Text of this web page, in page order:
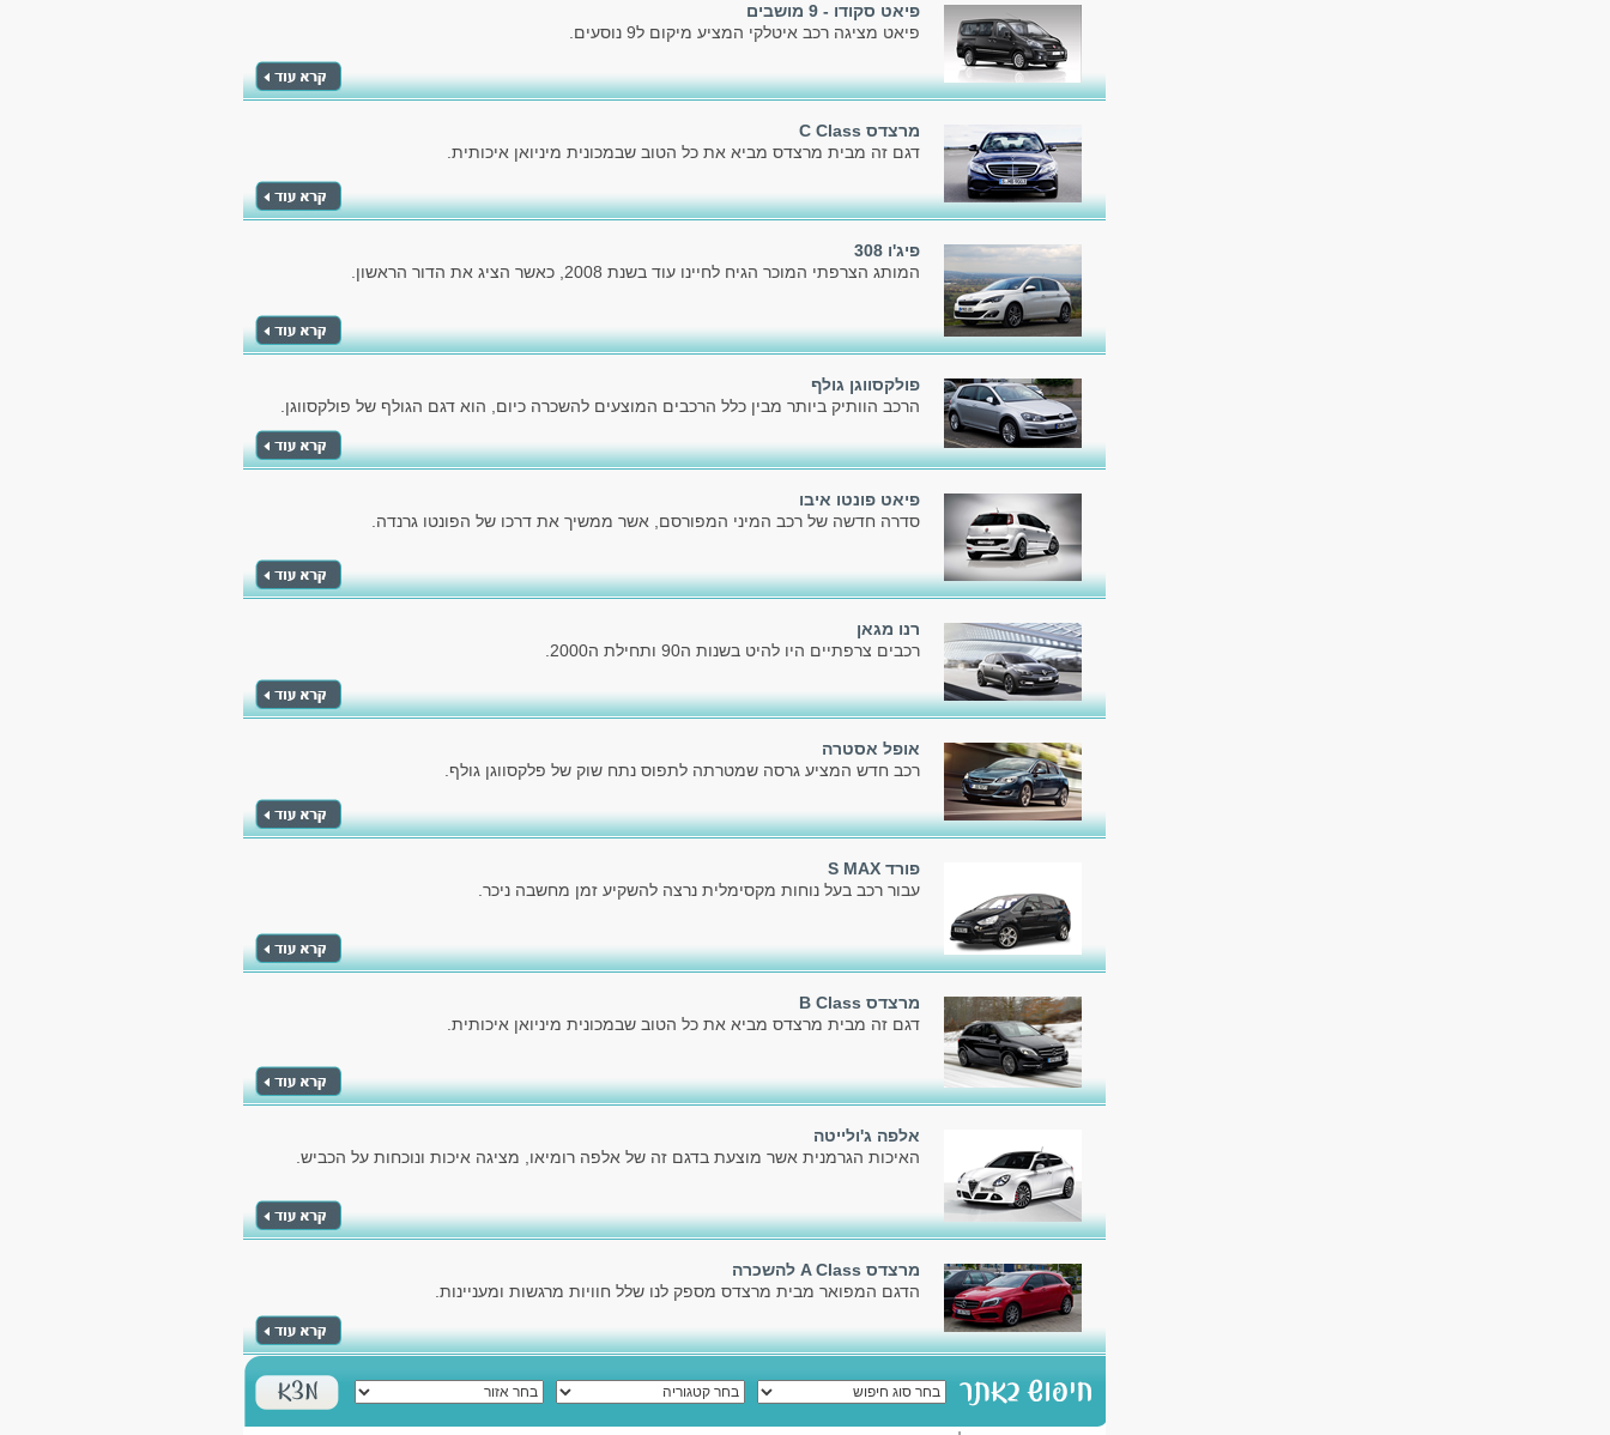
פיאט סקודו - 9 מושבים
פיאט מציגה רכב איטלקי המציע מיקום ל9 נוסעים.
מרצדס C Class
דגם זה מבית מרצדס מביא את כל הטוב שבמכונית מיניואן איכותית.
פיג'ו 308
המותג הצרפתי המוכר הגיח לחיינו עוד בשנת 2008, כאשר הציג את הדור הראשון.
פולקסווגן גולף
הרכב הוותיק ביותר מבין כלל הרכבים המוצעים להשכרה כיום, הוא דגם הגולף של פולקסווגן.
פיאט פונטו איבו
סדרה חדשה של רכב המיני המפורסם, אשר ממשיך את דרכו של הפונטו גרנדה.
רנו מגאן
רכבים צרפתיים היו להיט בשנות ה90 ותחילת ה2000.
אופל אסטרה
רכב חדש המציע גרסה שמטרתה לתפוס נתח שוק של פלקסווגן גולף.
פורד S MAX
עבור רכב בעל נוחות מקסימלית נרצה להשקיע זמן מחשבה ניכר.
מרצדס B Class
דגם זה מבית מרצדס מביא את כל הטוב שבמכונית מיניואן איכותית.
אלפה ג'ולייטה
האיכות הגרמנית אשר מוצעת בדגם זה של אלפה רומיאו, מציגה איכות ונוכחות על הכביש.
מרצדס A Class להשכרה
הדגם המפואר מבית מרצדס מספק לנו שלל חוויות מרגשות ומעניינות.